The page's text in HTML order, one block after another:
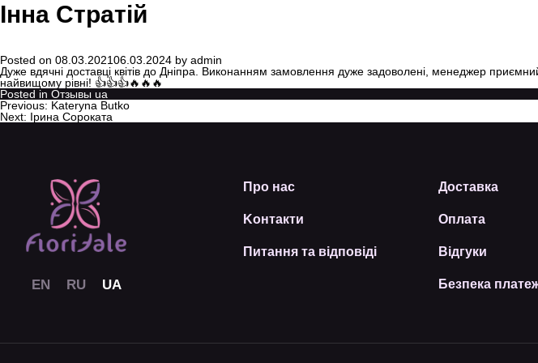
Інна Стратій
Posted on 08.03.202106.03.2024 by admin
Дуже вдячні доставці квітів до Дніпра. Виконанням замовлення дуже задоволені, менеджер
найвищому рівні! 👍👍👍🔥🔥🔥
Posted in Отзывы ua
Previous: Kateryna Butko
Next: Ірина Сороката
Про нас
Kонтакти
Питання та відповіді
Доставка
Оплата
Відгуки
Безпека